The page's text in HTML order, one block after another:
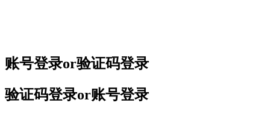
账号登录or验证码登录
验证码登录or账号登录